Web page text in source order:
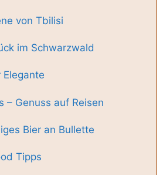
von Tbilisi
im Schwarzwald
Elegante
– Genuss auf Reisen
Bier an Bullette
Tipps